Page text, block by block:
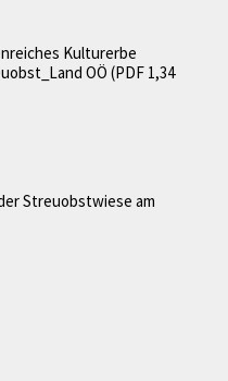
Kulturerbe
OÖ (PDF 1,34
Streuobstwiese am